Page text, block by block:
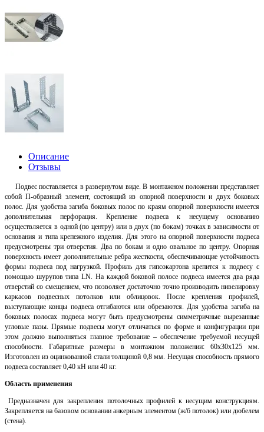
Описание
Отзывы
Подвес поставляется в развернутом виде. В монтажном положении представляет
собой П-образный элемент, состоящий из опорной поверхности и двух боковых
полос. Для удобства загиба боковых полос по краям опорной поверхности имеется
дополнительная перфорация. Крепление подвеса к несущему основанию
осуществляется в одной (по центру) или в двух (по бокам) точках в зависимости от
основания и типа крепежного изделия. Для этого на опорной поверхности подвеса
предусмотрены три отверстия. Два по бокам и одно овальное по центру. Опорная
поверхность имеет дополнительные ребра жесткости, обеспечивающие устойчивость
формы подвеса под нагрузкой. Профиль для гипсокартона крепится к подвесу с
помощью шурупов типа LN. На каждой боковой полосе подвеса имеется два ряда
отверстий со смещением, что позволяет достаточно точно производить нивелировку
каркасов подвесных потолков или облицовок. После крепления профилей,
выступающие концы подвеса отгибаются или обрезаются. Для удобства загиба на
боковых полосах подвеса могут быть предусмотрены симметричные вырезанные
угловые пазы. Прямые подвесы могут отличаться по форме и конфигурации при
этом должно выполняться главное требование – обеспечение требуемой несущей
способности. Габаритные размеры в монтажном положении: 60х30х125 мм.
Изготовлен из оцинкованной стали толщиной 0,8 мм. Несущая способность прямого
подвеса составляет 0,40 кН или 40 кг.
Область применения
Предназначен для закрепления потолочных профилей к несущим конструкциям.
Закрепляется на базовом основании анкерным элементом (ж/б потолок) или дюбелем
(стена).